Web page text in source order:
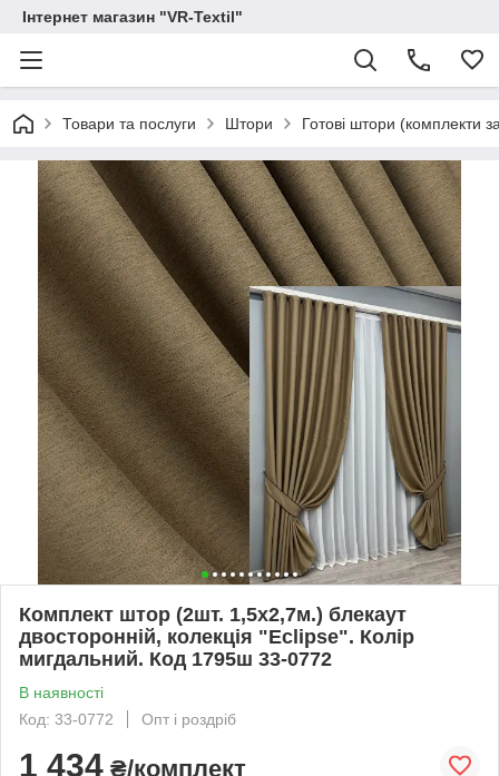
Інтернет магазин "VR-Textil"
Товари та послуги Штори Готові штори (комплекти
Комплект штор (2шт. 1,5х2,7м.) блекаут
двосторонній, колекція "Eclipse". Колір
мигдальний. Код 1795ш 33-0772
В наявності
Код: 33-0772
Опт і роздріб
1 434 ₴/комплект